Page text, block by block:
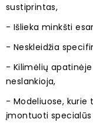
sustiprintas,
- Išlieka minkšti
- Neskleidžia
- Kilimėlių
neslankioja,
- Modeliuose, kurie
įmontuoti